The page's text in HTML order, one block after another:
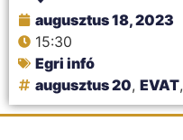
augusztus 18, 2023
15:30
Egri infó
augusztus 20, EVAT,